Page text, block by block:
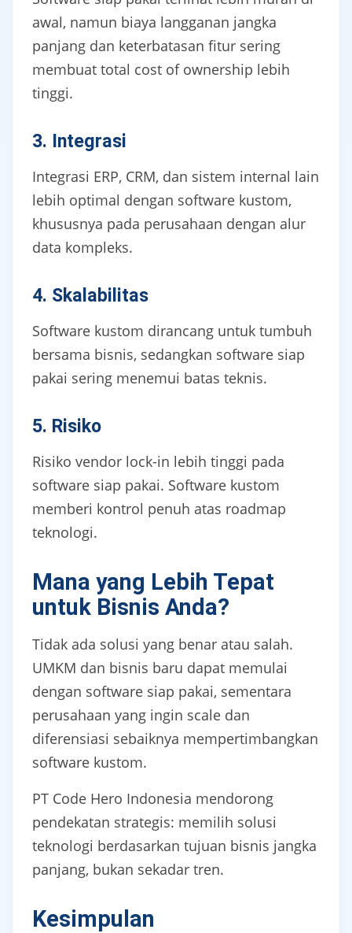
awal, namun biaya langganan jangka
panjang dan keterbatasan fitur sering
membuat total cost of ownership lebih
tinggi.
3. Integrasi
Integrasi ERP, CRM, dan sistem internal lain
lebih optimal dengan software kustom,
khususnya pada perusahaan dengan alur
data kompleks.
4. Skalabilitas
Software kustom dirancang untuk tumbuh
bersama bisnis, sedangkan software siap
pakai sering menemui batas teknis.
5. Risiko
Risiko vendor lock-in lebih tinggi pada
software siap pakai. Software kustom
memberi kontrol penuh atas roadmap
teknologi.
Mana yang Lebih Tepat
untuk Bisnis Anda?
Tidak ada solusi yang benar atau salah.
UMKM dan bisnis baru dapat memulai
dengan software siap pakai, sementara
perusahaan yang ingin scale dan
diferensiasi sebaiknya mempertimbangkan
software kustom.
PT Code Hero Indonesia mendorong
pendekatan strategis: memilih solusi
teknologi berdasarkan tujuan bisnis jangka
panjang, bukan sekadar tren.
Kesimpulan